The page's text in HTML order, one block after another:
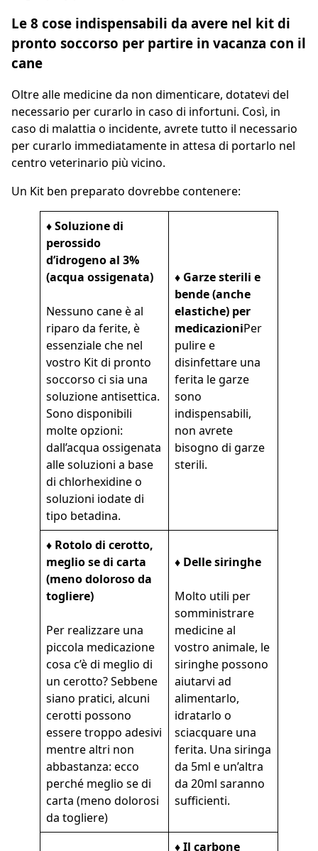
Le 8 cose indispensabili da avere nel kit di
pronto soccorso per partire in vacanza con il
cane
Oltre alle medicine da non dimenticare, dotatevi del
necessario per curarlo in caso di infortuni. Così, in
caso di malattia o incidente, avrete tutto il necessario
per curarlo immediatamente in attesa di portarlo nel
centro veterinario più vicino.
Un Kit ben preparato dovrebbe contenere:
♦ Soluzione di
perossido
d’idrogeno al 3%
(acqua ossigenata)
Nessuno cane è al
riparo da ferite, è
essenziale che nel
vostro Kit di pronto
soccorso ci sia una
soluzione antisettica.
Sono disponibili
molte opzioni:
dall’acqua ossigenata
alle soluzioni a base
di chlorhexidine o
soluzioni iodate di
tipo betadina.
♦ Garze sterili e
bende (anche
elastiche) per
medicazioniPer
pulire e
disinfettare una
ferita le garze
sono
indispensabili,
non avrete
bisogno di garze
sterili.
♦ Rotolo di cerotto,
meglio se di carta
(meno doloroso da
togliere)
Per realizzare una
piccola medicazione
cosa c’è di meglio di
un cerotto? Sebbene
siano pratici, alcuni
cerotti possono
essere troppo adesivi
mentre altri non
abbastanza: ecco
perché meglio se di
carta (meno dolorosi
da togliere)
♦ Delle siringhe
Molto utili per
somministrare
medicine al
vostro animale, le
siringhe possono
aiutarvi ad
alimentarlo,
idratarlo o
sciacquare una
ferita. Una siringa
da 5ml e un’altra
da 20ml saranno
sufficienti.
♦ Il carbone